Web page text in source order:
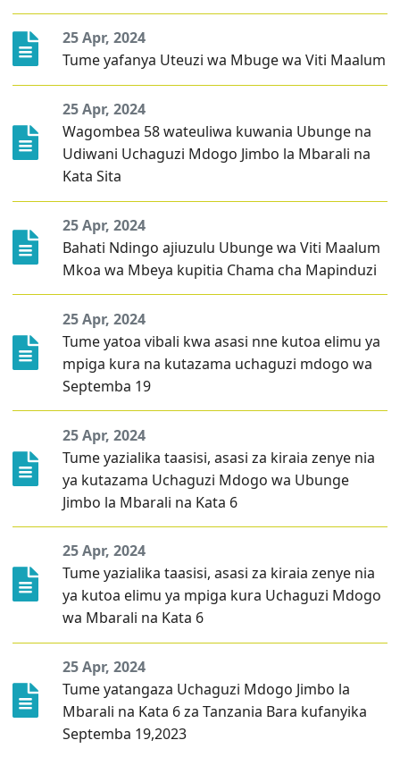
Takwimu za Wapiga Kura Uchaguzi Mkuu wa Mwaka
2025
Ratiba ya kutoa Fomu za Uteuzi wa Wagombea wa Kiti
cha Rais na Makamu wa Rais wa Jamhuri ya Muungano
WATAZAMAJI
Mwongozo wa Watazamaji
Mfumo wa Usajili wa Watazamaji
Ripoti za Watazamaji
ZABUNI
Zabuni za Ndani
Zabuni za Kimataifa
Wazabuni Walioshinda
WASILIANA NASI
MENGINEYO
KISWAHILI
ENGLISH
Mwanga
Giza
25 Apr, 2024
Tume yafanya Uteuzi wa Mbuge wa Viti Maalum
25 Apr, 2024
Wagombea 58 wateuliwa kuwania Ubunge na
Udiwani Uchaguzi Mdogo Jimbo la Mbarali na
Kata Sita
25 Apr, 2024
Bahati Ndingo ajiuzulu Ubunge wa Viti Maalum
Mkoa wa Mbeya kupitia Chama cha Mapinduzi
25 Apr, 2024
Tume yatoa vibali kwa asasi nne kutoa elimu ya
mpiga kura na kutazama uchaguzi mdogo wa
Septemba 19
25 Apr, 2024
Tume yazialika taasisi, asasi za kiraia zenye nia
ya kutazama Uchaguzi Mdogo wa Ubunge
Jimbo la Mbarali na Kata 6
25 Apr, 2024
Tume yazialika taasisi, asasi za kiraia zenye nia
ya kutoa elimu ya mpiga kura Uchaguzi Mdogo
wa Mbarali na Kata 6
25 Apr, 2024
Tume yatangaza Uchaguzi Mdogo Jimbo la
Mbarali na Kata 6 za Tanzania Bara kufanyika
Septemba 19,2023